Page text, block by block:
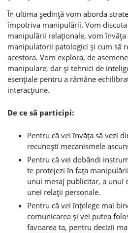
În ultima şedinţă vom aborda
împotriva manipulării. Vom
manipulării relaţionale, vom
manipulatorii patologici şi cum să
acestora. Vom explora, de
manipulare, dar şi tehnici de
esenţiale pentru a rămâne
interacţiune.
De ce să participi:
Pentru că vei învăţa să vezi
recunoşti mecanismele
Pentru că vei dobândi
te protejezi în faţa
unui mesaj publicitar, a unui
unei relaţii personale.
Pentru că vei înţelege mai
comunicarea şi vei putea
favoarea ta, pentru decizii